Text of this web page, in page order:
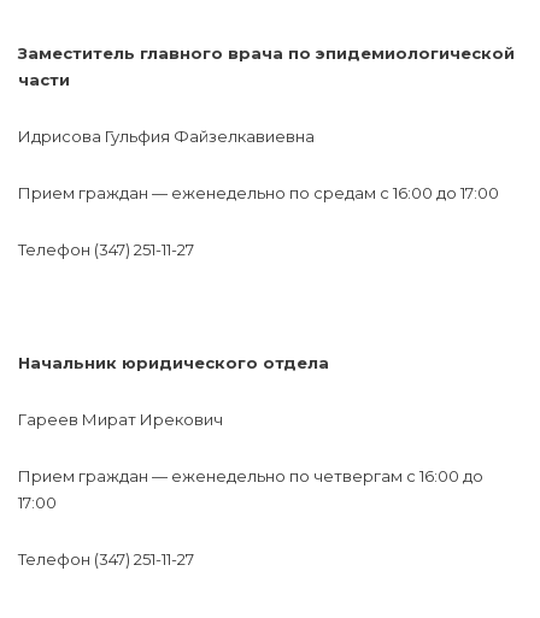
Заместитель главного врача по эпидемиологической
части
Идрисова Гульфия Файзелкавиевна
Прием граждан — еженедельно по средам с 16:00 до 17:00
Телефон (347) 251-11-27
Начальник юридического отдела
Гареев Мират Ирекович
Прием граждан — еженедельно по четвергам с 16:00 до
17:00
Телефон (347) 251-11-27